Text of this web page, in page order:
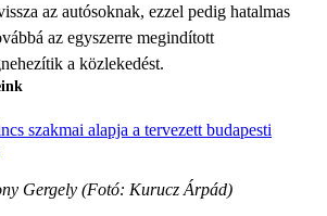
az autósoknak, ezzel pedig hatalmas
az egyszerre megindított
a közlekedést.
szakmai alapja a tervezett budapesti
Gergely (Fotó: Kurucz Árpád)